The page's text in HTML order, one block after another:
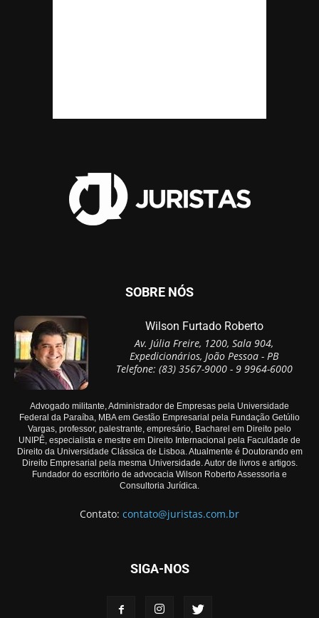
SOBRE NÓS
Wilson Furtado Roberto
Av. Júlia Freire, 1200, Sala 904,
Expedicionários, João Pessoa - PB
Telefone: (83) 3567-9000 - 9 9964-6000
Advogado militante, Administrador de Empresas pela Universidade
Federal da Paraíba, MBA em Gestão Empresarial pela Fundação Getúlio
Vargas, professor, palestrante, empresário, Bacharel em Direito pelo
UNIPÊ, especialista e mestre em Direito Internacional pela Faculdade de
Direito da Universidade Clássica de Lisboa. Atualmente é Doutorando em
Direito Empresarial pela mesma Universidade. Autor de livros e artigos.
Fundador do escritório de advocacia Wilson Roberto Assessoria e
Consultoria Jurídica.
Contato: contato@juristas.com.br
SIGA-NOS